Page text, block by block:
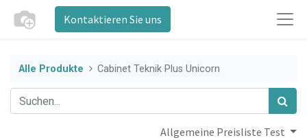
Kontaktieren Sie uns
Alle Produkte Cabinet Teknik Plus Unicorn
Allgemeine Preisliste Test